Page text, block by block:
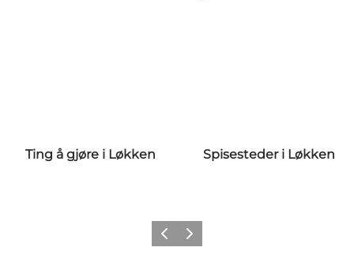
Ting å gjøre i Løkken Spisesteder i Løkken
ForrigeNeste